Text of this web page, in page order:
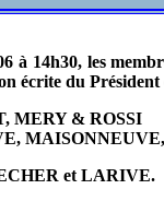
à 14h30, les
écrite du
MERY & ROSSI
et LARIVE.